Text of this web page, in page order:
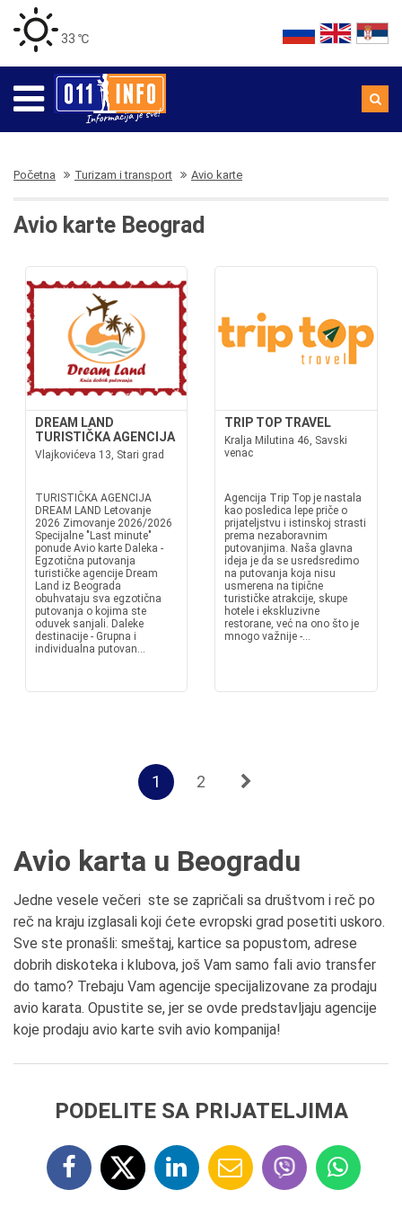
33 ℃
Početna Turizam i transport Avio karte
Avio karte Beograd
DREAM LAND
TURISTIČKA AGENCIJA
Vlajkovićeva 13, Stari grad
TURISTIČKA AGENCIJA
DREAM LAND Letovanje
2026 Zimovanje 2026/2026
Specijalne "Last minute"
ponude Avio karte Daleka -
Egzotična putovanja
turističke agencije Dream
Land iz Beograda
obuhvataju sva egzotična
putovanja o kojima ste
oduvek sanjali. Daleke
destinacije - Grupna i
individualna putovan...
TRIP TOP TRAVEL
Kralja Milutina 46, Savski
venac
Agencija Trip Top je nastala
kao posledica lepe priče o
prijateljstvu i istinskoj strasti
prema nezaboravnim
putovanjima. Naša glavna
ideja je da se usredsredimo
na putovanja koja nisu
usmerena na tipične
turističke atrakcije, skupe
hotele i ekskluzivne
restorane, već na ono što je
mnogo važnije -...
1 2
Avio karta u Beogradu
Jedne vesele večeri ste se zapričali sa društvom i reč po
reč na kraju izglasali koji ćete evropski grad posetiti uskoro.
Sve ste pronašli: smeštaj, kartice sa popustom, adrese
dobrih diskoteka i klubova, još Vam samo fali avio transfer
do tamo? Trebaju Vam agencije specijalizovane za prodaju
avio karata. Opustite se, jer se ovde predstavljaju agencije
koje prodaju avio karte svih avio kompanija!
PODELITE SA PRIJATELJIMA